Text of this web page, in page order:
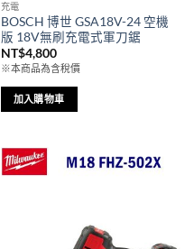
充電
BOSCH 博世 GSA18V-24 空機
版 18V無刷充電式軍刀鋸
NT$4,800
※本商品為含稅價
加入購物車